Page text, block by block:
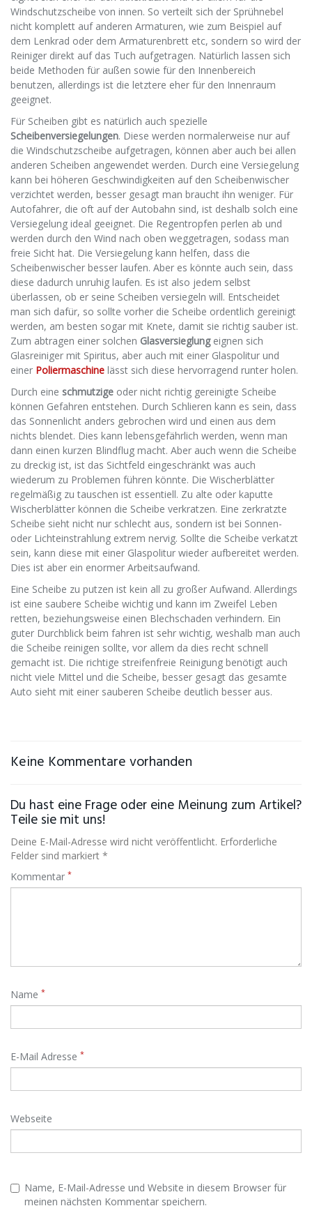
Windschutzscheibe von innen. So verteilt sich der Sprühnebel
nicht komplett auf anderen Armaturen, wie zum Beispiel auf
dem Lenkrad oder dem Armaturenbrett etc, sondern so wird der
Reiniger direkt auf das Tuch aufgetragen. Natürlich lassen sich
beide Methoden für außen sowie für den Innenbereich
benutzen, allerdings ist die letztere eher für den Innenraum
geeignet.
Für Scheiben gibt es natürlich auch spezielle
Scheibenversiegelungen. Diese werden normalerweise nur auf
die Windschutzscheibe aufgetragen, können aber auch bei allen
anderen Scheiben angewendet werden. Durch eine Versiegelung
kann bei höheren Geschwindigkeiten auf den Scheibenwischer
verzichtet werden, besser gesagt man braucht ihn weniger. Für
Autofahrer, die oft auf der Autobahn sind, ist deshalb solch eine
Versiegelung ideal geeignet. Die Regentropfen perlen ab und
werden durch den Wind nach oben weggetragen, sodass man
freie Sicht hat. Die Versiegelung kann helfen, dass die
Scheibenwischer besser laufen. Aber es könnte auch sein, dass
diese dadurch unruhig laufen. Es ist also jedem selbst
überlassen, ob er seine Scheiben versiegeln will. Entscheidet
man sich dafür, so sollte vorher die Scheibe ordentlich gereinigt
werden, am besten sogar mit Knete, damit sie richtig sauber ist.
Zum abtragen einer solchen Glasversieglungeignen sich
Glasreiniger mit Spiritus, aber auch mit einer Glaspolitur und
einer Poliermaschine lässt sich diese hervorragend runter holen.
Durch eine schmutzige oder nicht richtig gereinigte Scheibe
können Gefahren entstehen. Durch Schlieren kann es sein, dass
das Sonnenlicht anders gebrochen wird und einen aus dem
nichts blendet. Dies kann lebensgefährlich werden, wenn man
dann einen kurzen Blindflug macht. Aber auch wenn die Scheibe
zu dreckig ist, ist das Sichtfeld eingeschränkt was auch
wiederum zu Problemen führen könnte. Die Wischerblätter
regelmäßig zu tauschen ist essentiell. Zu alte oder kaputte
Wischerblätter können die Scheibe verkratzen. Eine zerkratzte
Scheibe sieht nicht nur schlecht aus, sondern ist bei Sonnen-
oder Lichteinstrahlung extrem nervig. Sollte die Scheibe verkatzt
sein, kann diese mit einer Glaspolitur wieder aufbereitet werden.
Dies ist aber ein enormer Arbeitsaufwand.
Eine Scheibe zu putzen ist kein all zu großer Aufwand. Allerdings
ist eine saubere Scheibe wichtig und kann im Zweifel Leben
retten, beziehungsweise einen Blechschaden verhindern. Ein
guter Durchblick beim fahren ist sehr wichtig, weshalb man auch
die Scheibe reinigen sollte, vor allem da dies recht schnell
gemacht ist. Die richtige streifenfreie Reinigung benötigt auch
nicht viele Mittel und die Scheibe, besser gesagt das gesamte
Auto sieht mit einer sauberen Scheibe deutlich besser aus.
Keine Kommentare vorhanden
Du hast eine Frage oder eine Meinung zum Artikel?
Teile sie mit uns!
Deine E-Mail-Adresse wird nicht veröffentlicht. Erforderliche
Felder sind markiert *
Kommentar *
Name *
E-Mail Adresse *
Webseite
Name, E-Mail-Adresse und Website in diesem Browser für
meinen nächsten Kommentar speichern.